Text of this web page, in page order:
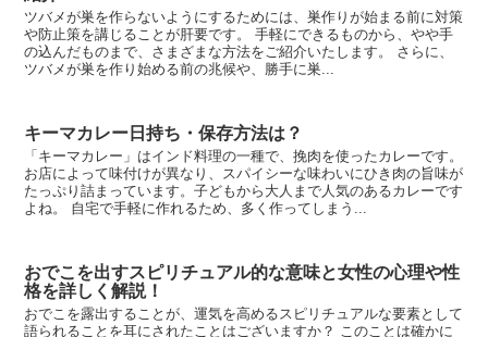
ツバメが巣を作らないようにするためには、巣作りが始まる前に対策
や防止策を講じることが肝要です。 手軽にできるものから、やや手
の込んだものまで、さまざまな方法をご紹介いたします。 さらに、
ツバメが巣を作り始める前の兆候や、勝手に巣...
キーマカレー日持ち・保存方法は？
「キーマカレー」はインド料理の一種で、挽肉を使ったカレーです。
お店によって味付けが異なり、スパイシーな味わいにひき肉の旨味が
たっぷり詰まっています。子どもから大人まで人気のあるカレーです
よね。 自宅で手軽に作れるため、多く作ってしまう...
おでこを出すスピリチュアル的な意味と女性の心理や性
格を詳しく解説！
おでこを露出することが、運気を高めるスピリチュアルな要素として
語られることを耳にされたことはございますか？ このことは確かに